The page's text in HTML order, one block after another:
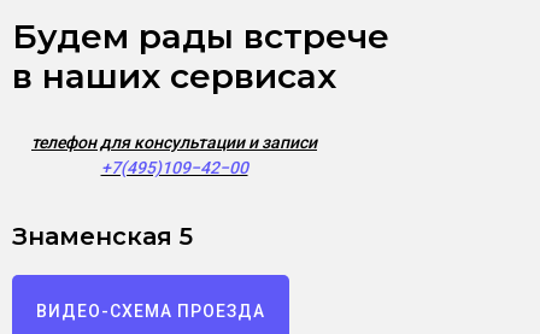
Будем рады встрече
в наших сервисах
телефон для консультации и записи
+7(495)109−42−00
Знаменская 5
ВИДЕО-СХЕМА ПРОЕЗДА